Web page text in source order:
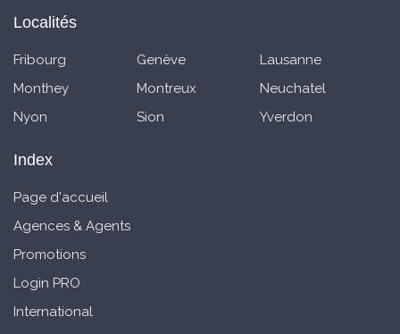
Localités
Fribourg Genève
Lausanne
Monthey
Montreux
Neuchatel
Nyon
Sion Yverdon
Index
Page d'accueil
Agences & Agents
Promotions
Login PRO
International